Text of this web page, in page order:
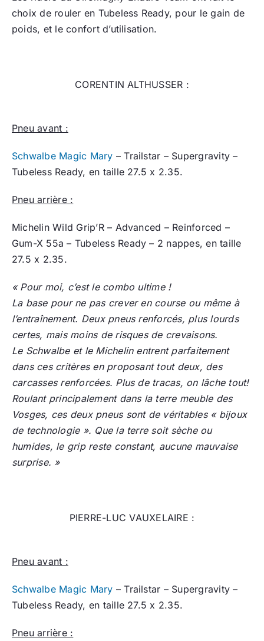
choix de rouler en Tubeless Ready, pour le gain de
poids, et le confort d’utilisation.
CORENTIN ALTHUSSER :
Pneu avant :
Schwalbe Magic Mary – Trailstar – Supergravity –
Tubeless Ready, en taille 27.5 x 2.35.
Pneu arrière :
Michelin Wild Grip’R – Advanced – Reinforced –
Gum-X 55a – Tubeless Ready – 2 nappes, en taille
27.5 x 2.35.
« Pour moi, c’est le combo ultime !
La base pour ne pas crever en course ou même à
l’entraînement. Deux pneus renforcés, plus lourds
certes, mais moins de risques de crevaisons.
Le Schwalbe et le Michelin entrent parfaitement
dans ces critères en proposant tout deux, des
carcasses renforcées. Plus de tracas, on lâche tout!
Roulant principalement dans la terre meuble des
Vosges, ces deux pneus sont de véritables « bijoux
de technologie ». Que la terre soit sèche ou
humides, le grip reste constant, aucune mauvaise
surprise. »
PIERRE-LUC VAUXELAIRE :
Pneu avant :
Schwalbe Magic Mary – Trailstar – Supergravity –
Tubeless Ready, en taille 27.5 x 2.35.
Pneu arrière :